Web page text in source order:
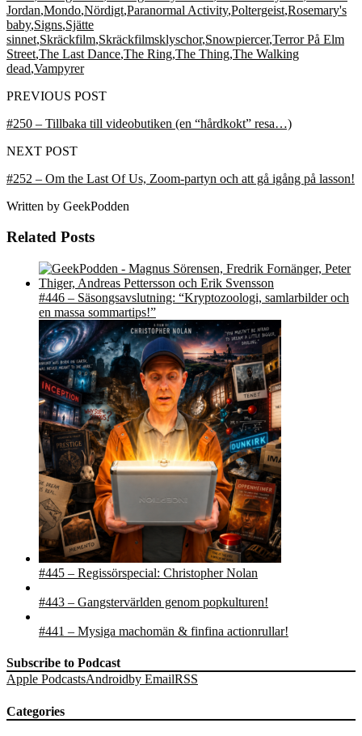
Jordan,Mondo,Nördigt,Paranormal Activity,Poltergeist,Rosemary's
baby,Signs,Sjätte
sinnet,Skräckfilm,Skräckfilmsklyschor,Snowpiercer,Terror På Elm
Street,The Last Dance,The Ring,The Thing,The Walking
dead,Vampyrer
PREVIOUS POST
#250 – Tillbaka till videobutiken (en “hårdkokt” resa…)
NEXT POST
#252 – Om the Last Of Us, Zoom-partyn och att gå igång på lasson!
Written by GeekPodden
Related Posts
#446 – Säsongsavslutning: “Kryptozoologi, samlarbilder och
en massa sommartips!”
#445 – Regissörspecial: Christopher Nolan
#443 – Gangstervärlden genom popkulturen!
#441 – Mysiga machomän & finfina actionrullar!
Subscribe to Podcast
Apple PodcastsAndroidby EmailRSS
Categories